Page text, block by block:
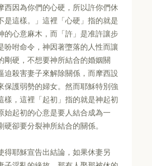
西因為你們的心硬，所以許你們休
是這樣。」這裡「心硬」指的就是
的心意麻木，而「許」是准許讓步
吩咐命令，神因著墮落的人性而讓
剛硬，不想要神所結合的婚姻關
迫殺害妻子來解除關係，而摩西設
保護弱勢的婦女。然而耶穌特別強
樣，這裡「起初」指的就是神起初
始起初的心意是要人結合成為一
硬卻要分裂神所結合的關係。
得耶穌宣告出結論，如果休妻另